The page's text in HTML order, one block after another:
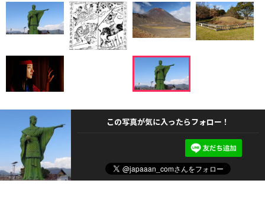
この写真が気に入ったらフォロー！